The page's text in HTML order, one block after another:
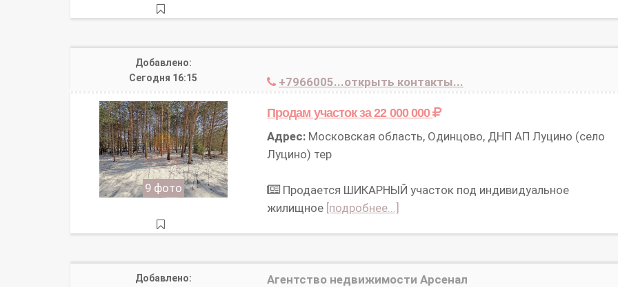
Добавлено:
Сегодня 16:15
+7966005...открыть контакты...
9 фото
Продам участокза 22 000 000
Адрес:Московская область, Одинцово, ДНП АП Луцино (село
Луцино) тер
Продается ШИКАРНЫЙ участок под индивидуальное
жилищное [подробнее...]
Добавлено:
Агентство недвижимости Арсенал